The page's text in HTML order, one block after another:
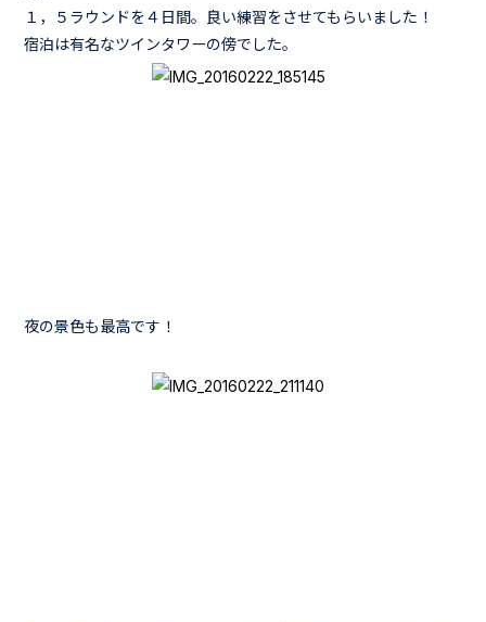
１，５ラウンドを４日間。良い練習をさせてもらいました！
宿泊は有名なツインタワーの傍でした。
夜の景色も最高です！